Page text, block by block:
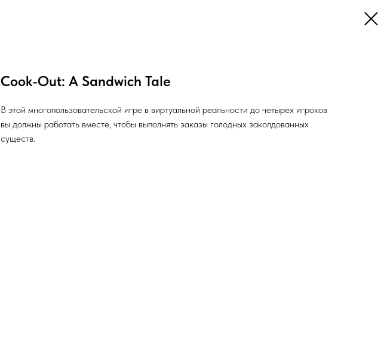
Cook-Out: A Sandwich Tale
В этой многопользовательской игре в виртуальной реальности до четырех игроков
вы должны работать вместе, чтобы выполнять заказы голодных заколдованных
существ.